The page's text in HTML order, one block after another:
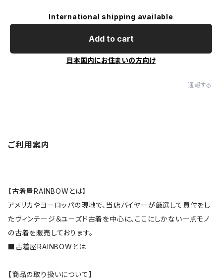
International shipping available
Add to cart
日本国内にお住まいの方向け
通報する
ご利用案内
【古着屋RAINBOWとは】
アメリカやヨーロッパの現地で、当店バイヤーが厳選して買付をし
たヴィンテージ＆ユーズド古着を中心に、ここにしかない一点モノ
の古着を販売しております。
■古着屋RAINBOWとは
【商品の取り扱いについて】